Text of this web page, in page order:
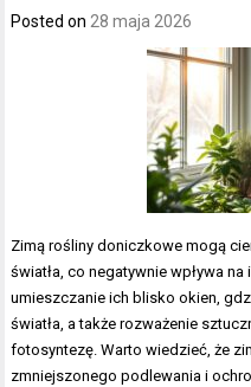
Posted on28 maja 2026
Zimą rośliny doniczkowe mogą
światła, co negatywnie wpływa
umieszczanie ich blisko okien,
światła, a także rozważenie
fotosyntezę. Warto wiedzieć, że
zmniejszonego podlewania i